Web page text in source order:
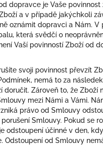
dopravce je Vaše
a v případě jakýchkoli
oznámit dopravci a Nám. V
která svědčí o
Vaší povinností Zboží od
svoji povinnost převzít
nemá to za
doručit. Zároveň to, že Zboží
mezi Námi a Vámi.
právo od Smlouvy
Smlouvy. Pokud se
odstoupení účinné v den,
Odstoupení od Smlouvy